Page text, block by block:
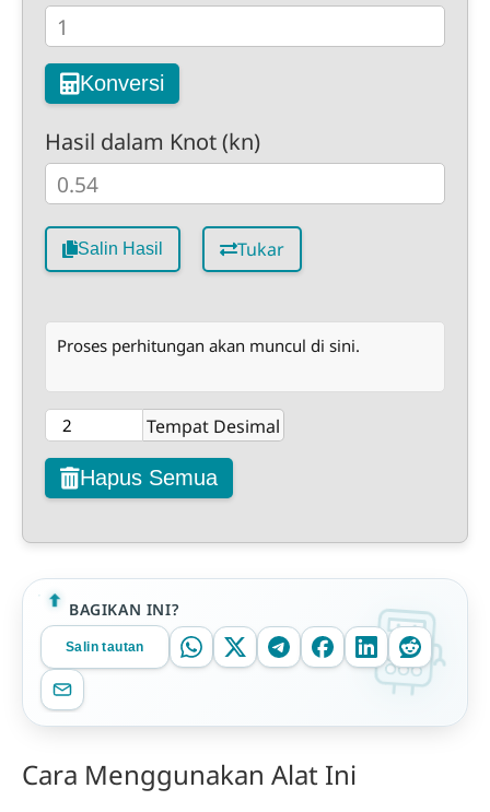
Konversi
Hasil dalam Knot (kn)
Salin Hasil Tukar
Proses perhitungan akan muncul di sini.
Tempat Desimal
Hapus Semua
BAGIKAN INI?
Salin tautan
Cara Menggunakan Alat Ini